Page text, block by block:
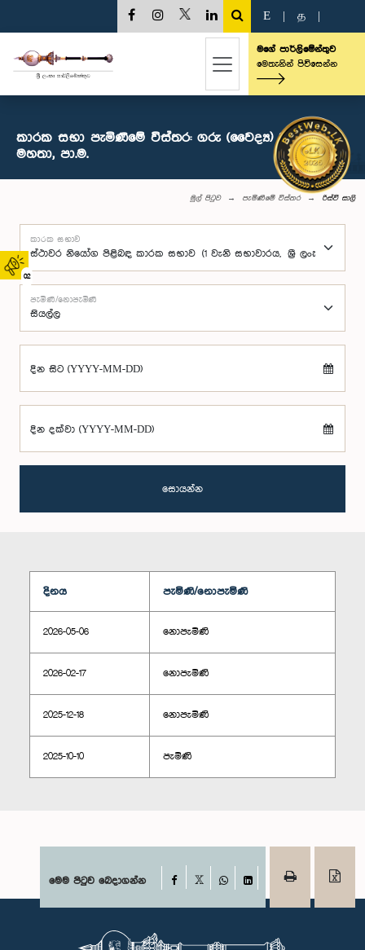
02
E த
මගේ පාර්ලිමේන්තුව
මෙතැනින් පිවිසෙන්න
කාරක සභා පැමිණීමේ විස්තර: ගරු (වෛද්‍ය) රිස්වි සාලි
මහතා, පා.ම.
මුල් පිටුව පැමිණීමේ විස්තර රිස්වි සාලි
කාරක සභාව
පැමිණි/නොපැමිණි
දින සිට (YYYY-MM-DD)
දින දක්වා (YYYY-MM-DD)
සොයන්න
දිනය පැමිණි/නොපැමිණි
2026-05-06 නොපැමිණි
2026-02-17 නොපැමිණි
2025-12-18 නොපැමිණි
2025-10-10 පැමිණි
මෙම පිටුව බෙදාගන්න Facebook
WhatsAppLinkedIn